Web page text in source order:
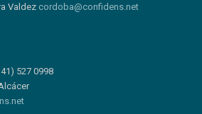
Valdez cordoba@confidens.net
527 0998